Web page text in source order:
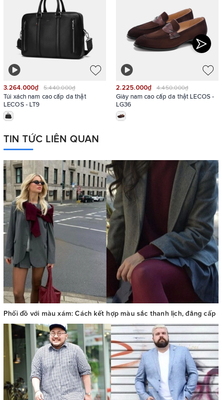
3.264.000₫ 5.440.000₫
Túi xách nam cao cấp da thật
LECOS - LT9
2.225.000₫ 4.450.000₫
Giày nam cao cấp da thật LECOS -
LG36
TIN TỨC LIÊN QUAN
Phối đồ với màu xám: Cách kết hợp màu sắc thanh lịch, đẳng cấp